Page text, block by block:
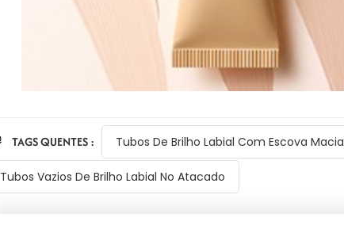
TAGS QUENTES : Tubos De Brilho Labial Com Escova Macia
Tubos Vazios De Brilho Labial No Atacado